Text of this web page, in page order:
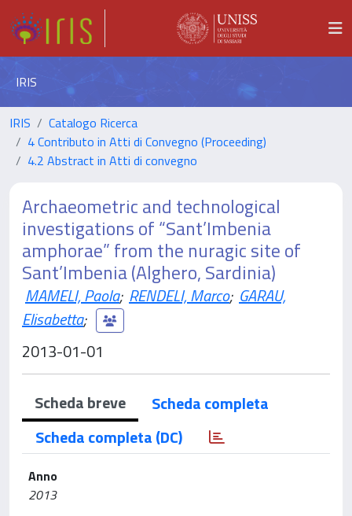
IRIS
IRIS
Catalogo Ricerca
4 Contributo in Atti di Convegno (Proceeding)
4.2 Abstract in Atti di convegno
Archaeometric and technological
investigations of “Sant’Imbenia
amphorae” from the nuragic site of
Sant’Imbenia (Alghero, Sardinia)
MAMELI, Paola; RENDELI, Marco; GARAU,
Elisabetta;
2013-01-01
Scheda breve
Scheda completa
Scheda completa (DC)
Anno
2013